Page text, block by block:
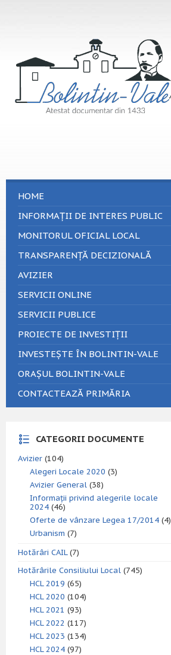
HOME
INFORMAȚII DE INTERES PUBLIC
MONITORUL OFICIAL LOCAL
TRANSPARENȚĂ DECIZIONALĂ
AVIZIER
SERVICII ONLINE
SERVICII PUBLICE
PROIECTE DE INVESTIȚII
INVESTEȘTE ÎN BOLINTIN-VALE
ORAȘUL BOLINTIN-VALE
CONTACTEAZĂ PRIMĂRIA
CATEGORII DOCUMENTE
Avizier (104)
Alegeri Locale 2020 (3)
Avizier General (38)
Informații privind alegerile locale
2024 (46)
Oferte de vânzare Legea 17/2014 (4)
Urbanism (7)
Hotărâri CAIL(7)
Hotărârile Consiliului Local (745)
HCL 2019 (65)
HCL 2020 (104)
HCL 2021 (93)
HCL 2022 (117)
HCL 2023 (134)
HCL 2024 (97)